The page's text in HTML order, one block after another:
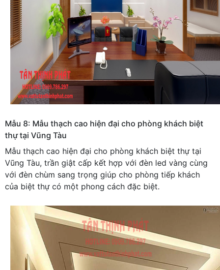
Mẫu 8: Mẫu thạch cao hiện đại cho phòng khách biệt
thự tại Vũng Tàu
Mẫu thạch cao hiện đại cho phòng khách biệt thự tại
Vũng Tàu, trần giật cấp kết hợp với đèn led vàng cùng
với đèn chùm sang trọng giúp cho phòng tiếp khách
của biệt thự có một phong cách đặc biệt.